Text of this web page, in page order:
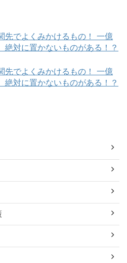
先でよくみかけるもの！ 一億
絶対に置かないものがある！？
先でよくみかけるもの！ 一億
絶対に置かないものがある！？